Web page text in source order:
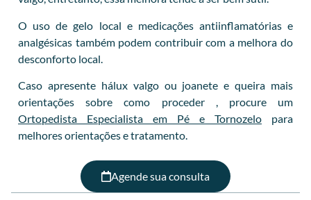
O uso de gelo local e medicações antiinflamatórias e
analgésicas também podem contribuir com a melhora do
desconforto local.
Caso apresente hálux valgo ou joanete e queira mais
orientações sobre como proceder , procure um
Ortopedista Especialista em Pé e Tornozelo para
melhores orientações e tratamento.
Agende sua consulta